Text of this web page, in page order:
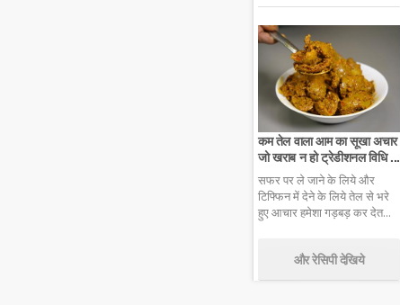
कम तेल वाला आम का सूखा अचार
जो खराब न हो ट्रेडीशनल विधि ...
सफर पर ले जाने के लिये और
टिफ्फिन में देने के लिये तेल से भरे
हुए आचार हमेशा गड़बड़ कर देत...
और रेसिपी देखिये